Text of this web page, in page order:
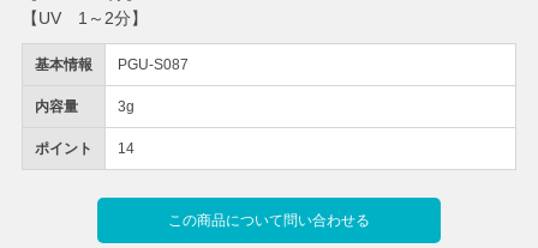
基本情報 PGU-S087
内容量 3g
ポイント 14
この商品について問い合わせる
【UV 1～2分】